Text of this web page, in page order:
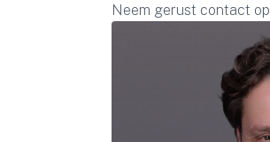
Neem gerust contact op